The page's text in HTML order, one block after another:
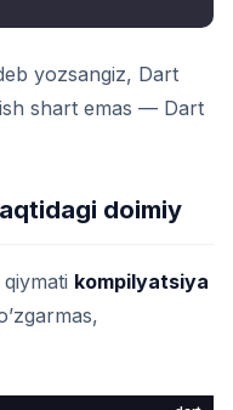
yozsangiz, Dart
shart emas — Dart
doimiy
kompilyatsiya